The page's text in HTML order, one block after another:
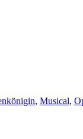
, Musical,